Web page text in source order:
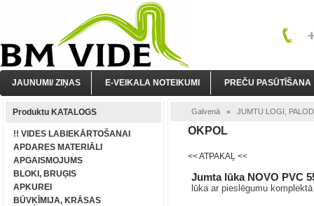
JAUNUMI/ ZIŅAS E-VEIKALA NOTEIKUMI PREČU PASŪTĪŠANA
Produktu KATALOGS
!! VIDES LABIEKĀRTOŠANAI
APDARES MATERIĀLI
APGAISMOJUMS
BLOKI, BRUĢIS
APKUREI
BŪVĶĪMIJA, KRĀSAS
Galvenā » JUMTU LOGI,
OKPOL
<< ATPAKAĻ <<
Jumta lūka NOVO PVC
lūka ar pieslēgumu komplektā